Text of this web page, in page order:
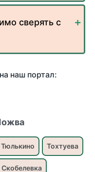
сверять с
наш портал:
Тюлькино Тохтуева
Скобелевка